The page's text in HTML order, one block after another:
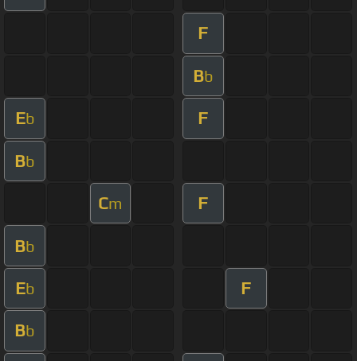
F
Bb
Eb F
Bb
Cm F
Bb
Eb F
Bb